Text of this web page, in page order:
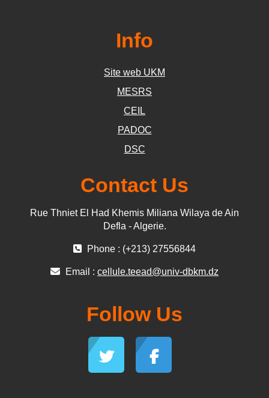
Info
Site web UKM
MESRS
CEIL
PADOC
DSC
Contact Us
Rue Thniet El Had Khemis Miliana Wilaya de Ain
Defla - Algerie.
Phone : (+213) 27556844
Email : cellule.teead@univ-dbkm.dz
Follow Us